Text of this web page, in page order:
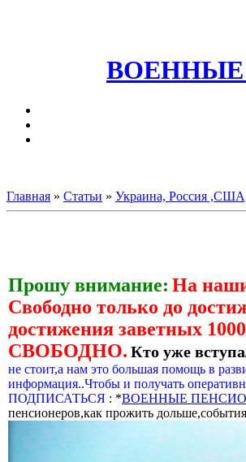
Главная » Статьи » Украина, Россия
Прошу внимание: На
Свободно только до
достижения заветных
СВОБОДНО. Кто уже
не стоит,а нам это большая помощь в
информация..Чтобы и получать
ПОДПИСАТЬСЯ : *ВОЕННЫЕ
пенсионеров,как прожить